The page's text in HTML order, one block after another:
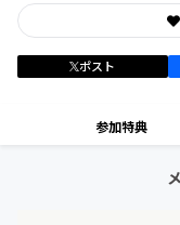
ポスト
参加特典